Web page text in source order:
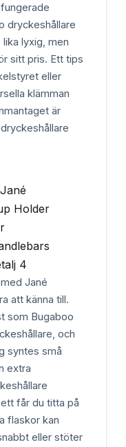
dryckeshållare
lyxig, men
sitt pris. Ett tips
eller
klämman
är
Jané
att känna till.
som Bugaboo
och
syntes små
extra
får du titta på
flaskor kan
eller stöter